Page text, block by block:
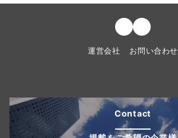
運営会社 お問い合わせ
Contact